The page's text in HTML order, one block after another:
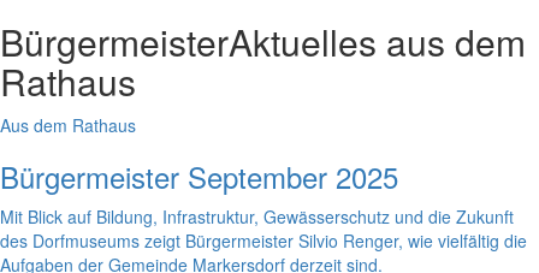
BürgermeisterAktuelles aus dem
Rathaus
Aus dem Rathaus
Bürgermeister September 2025
Mit Blick auf Bildung, Infrastruktur, Gewässerschutz und die Zukunft
des Dorfmuseums zeigt Bürgermeister Silvio Renger, wie vielfältig die
Aufgaben der Gemeinde Markersdorf derzeit sind.